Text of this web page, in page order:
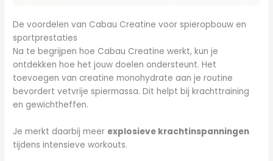
De voordelen van Cabau Creatine voor spieropbouw en
sportprestaties
Na te begrijpen hoe Cabau Creatine werkt, kun je
ontdekken hoe het jouw doelen ondersteunt. Het
toevoegen van creatine monohydrate aan je routine
bevordert vetvrije spiermassa. Dit helpt bij krachttraining
en gewichtheffen.
Je merkt daarbij meer explosieve krachtinspanningen
tijdens intensieve workouts.